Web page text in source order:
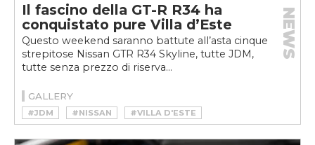
Il fascino della GT-R R34 ha
conquistato pure Villa d’Este
Questo weekend saranno battute all’asta cinque
strepitose Nissan GTR R34 Skyline, tutte JDM,
tutte senza prezzo di riserva...
NEWS
GALLERY
#JDM #NISSAN #VILLA D'ESTE